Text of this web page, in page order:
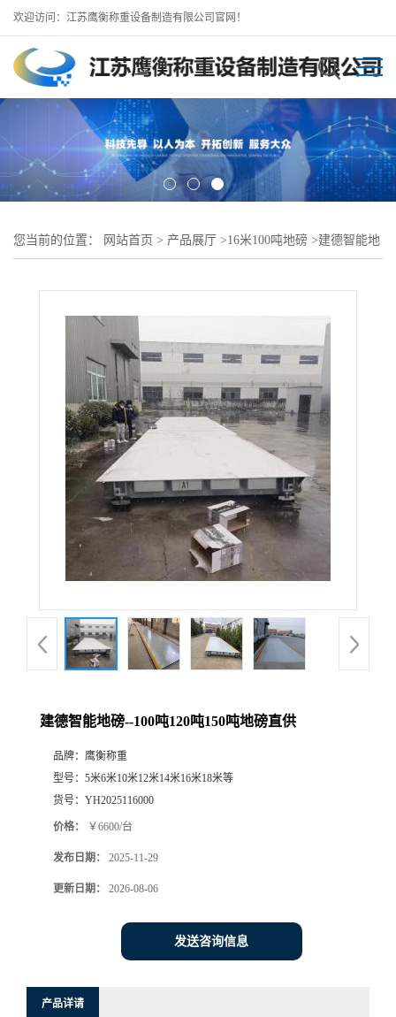
欢迎访问：江苏鹰衡称重设备制造有限公司官网！
您当前的位置： 网站首页 > 产品展厅 >16米100吨地磅 >建德智能地
建德智能地磅--100吨120吨150吨地磅直供
品牌： 鹰衡称重
型号： 5米6米10米12米14米16米18米等
货号： YH2025116000
价格： ￥6600/台
发布日期： 2025-11-29
更新日期： 2026-08-06
发送咨询信息
产品详请